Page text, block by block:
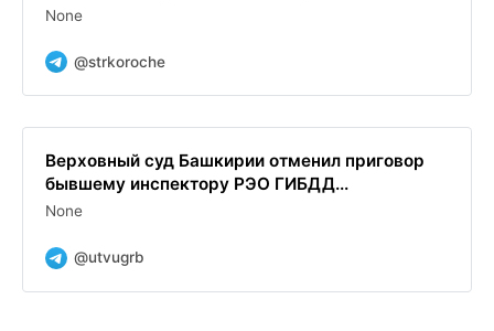
None
@strkoroche
Верховный суд Башкирии отменил приговор
бывшему инспектору РЭО ГИБДД...
None
@utvugrb